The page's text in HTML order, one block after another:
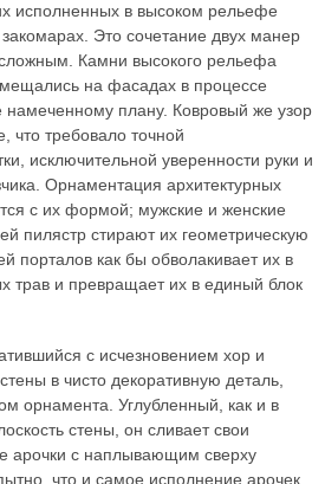
исполненных в высоком рельефе
Это сочетание двух манер
Камни высокого рельефа
на фасадах в процессе
намеченному плану. Ковровый же узор
что требовало точной
исключительной уверенности руки и
Орнаментация архитектурных
с их формой; мужские и женские
пилястр стирают их геометрическую
порталов как бы обволакивает их в
трав и превращает их в единый блок
с исчезновением хор и
в чисто декоративную деталь,
орнамента. Углубленный, как и в
стены, он сливает свои
арочки с наплывающим сверху
что и самое исполнение арочек